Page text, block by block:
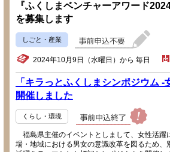
『ふくしまベンチャーアワード
を募集します
しごと・産業
2024年10月9日（水曜日）から 毎日
「キラっとふくしまシンポジウム
開催しました
くらし・環境
福島県主催のイベントとしまして、女性活躍
場・地域における男女の意識改革を図るため、